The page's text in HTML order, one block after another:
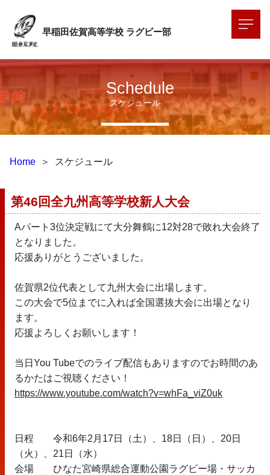
早稲田佐賀高等学校 ラグビー部
スケジュール
Schedule
Home ＞ スケジュール
第46回全九州高等学校新人大会
Aパート3位決定戦にて大分舞鶴に12対28で敗れ大会終了
となりました。
応援ありがとうございました。
佐賀県2位代表として九州大会に出場します。
この大会で5位までに入れば全国選抜大会に出場となり
ます。
応援よろしくお願いします！
当日You Tubeでのライブ配信もありますのでお時間のあ
るかたはご視聴ください！
https://www.youtube.com/watch?v=whFa_viZ0uk
日程	令和6年2月17日（土）、18日（日）、20日
（火）、21日（水）
会場	ひなた宮崎県総合運動公園ラグビー場・サッカ